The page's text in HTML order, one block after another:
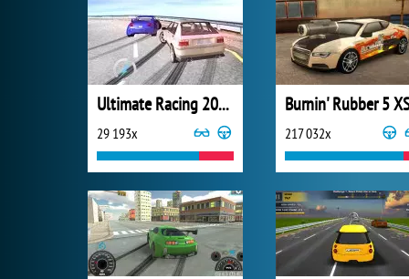
Ultimate Racing 2017
29 193x
Burnin' Rubber 5
217 032x